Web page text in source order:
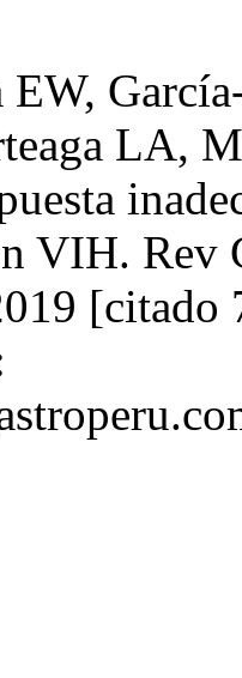
LA,
VIH. Rev